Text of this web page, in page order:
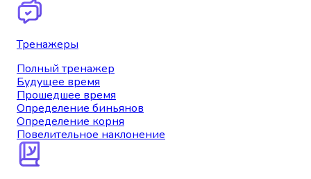
Тренажеры
Полный тренажер
Будущее время
Прошедшее время
Определение биньянов
Определение корня
Повелительное наклонение